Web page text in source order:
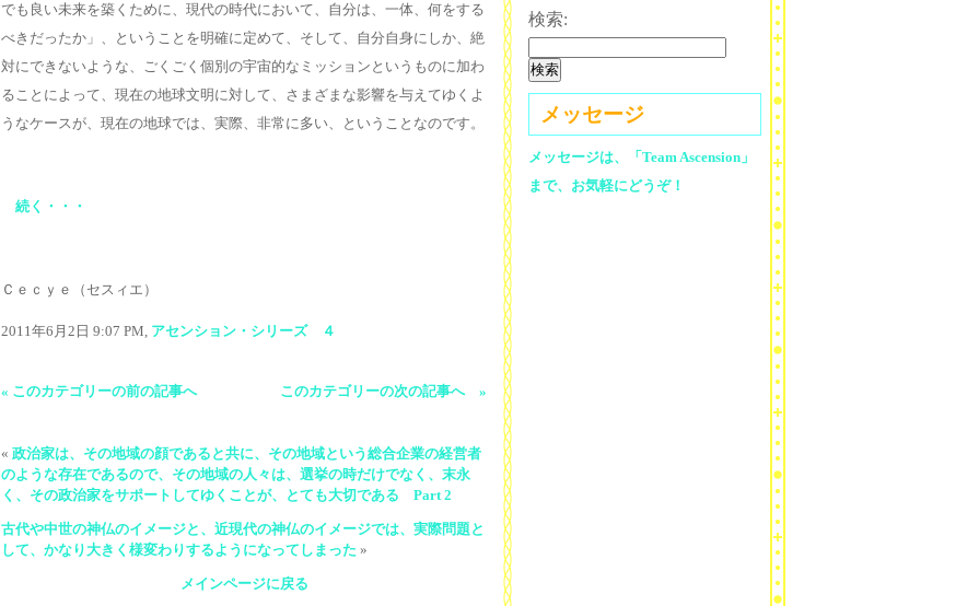
でも良い未来を築くために、現代の時代において、自分は、一体、何をする
べきだったか」、ということを明確に定めて、そして、自分自身にしか、絶
対にできないような、ごくごく個別の宇宙的なミッションというものに加わ
ることによって、現在の地球文明に対して、さまざまな影響を与えてゆくよ
うなケースが、現在の地球では、実際、非常に多い、ということなのです。
続く・・・
Ｃｅｃｙｅ（セスィエ）
2011年6月2日 9:07 PM, アセンション・シリーズ ４
« このカテゴリーの前の記事へ このカテゴリーの次の記事へ »
« 政治家は、その地域の顔であると共に、その地域という総合企業の経営者
のような存在であるので、その地域の人々は、選挙の時だけでなく、末永
く、その政治家をサポートしてゆくことが、とても大切である Part 2
古代や中世の神仏のイメージと、近現代の神仏のイメージでは、実際問題と
して、かなり大きく様変わりするようになってしまった »
メインページに戻る
検索:
メッセージ
メッセージは、「Team Ascension」
まで、お気軽にどうぞ！